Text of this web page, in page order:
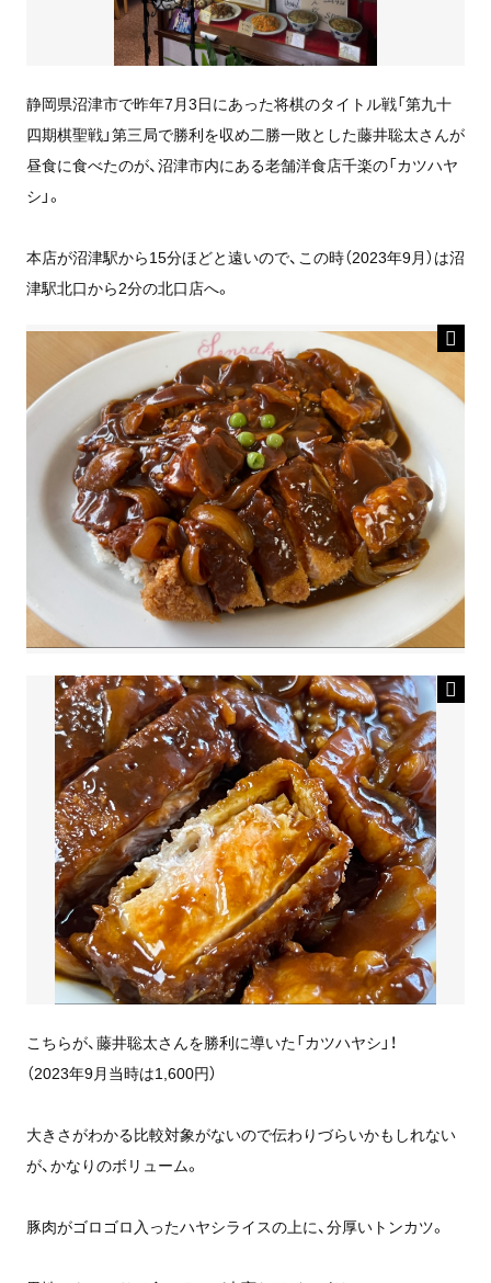
静岡県沼津市で昨年7月3日にあった将棋のタイトル戦「第九十
四期棋聖戦」第三局で勝利を収め二勝一敗とした藤井聡太さんが
昼食に食べたのが、沼津市内にある老舗洋食店千楽の「カツハヤ
シ」。
本店が沼津駅から15分ほどと遠いので、この時（2023年9月）は沼
津駅北口から2分の北口店へ。
こちらが、藤井聡太さんを勝利に導いた「カツハヤシ」！
（2023年9月当時は1,600円）
大きさがわかる比較対象がないので伝わりづらいかもしれない
が、かなりのボリューム。
豚肉がゴロゴロ入ったハヤシライスの上に、分厚いトンカツ。